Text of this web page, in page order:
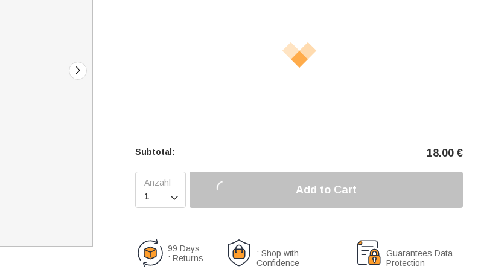
Subtotal: 18.00 €

Add to Cart
99 Days
: Returns
: Shop with
Confidence
Guarantees Data
Protection